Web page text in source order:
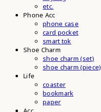
etc.
Phone Acc
phone case
card pocket
smart tok
Shoe Charm
shoe charm (set)
shoe charm (piece)
Life
coaster
bookmark
paper